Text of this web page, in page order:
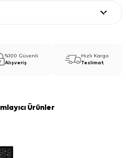
%100 Güvenli
Alışveriş
Hızlı Kargo
Teslimat
Ürünler